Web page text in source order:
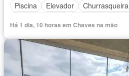
Piscina
Elevador Churrasqueira
Totalmente mobiliado
Há 1 dia, 10 horas em Chaves na mão